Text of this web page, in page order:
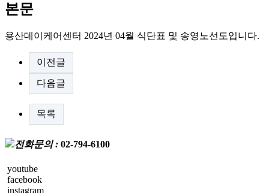
본문
용산데이케어센터 2024년 04월 식단표 및 송영노선도입니다.
이전글
다음글
목록
전화문의 : 02-794-6100
youtube
facebook
instagram